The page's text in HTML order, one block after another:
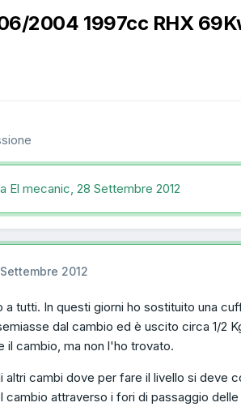
2004 1997cc RHX
El mecanic, 28 Settembre 2012
2012
a tutti. In questi giorni ho sostituito una
dal cambio ed è uscito circa 1/2
il cambio, ma non l'ho trovato.
altri cambi dove per fare il livello si deve
cambio attraverso i fori di passaggio